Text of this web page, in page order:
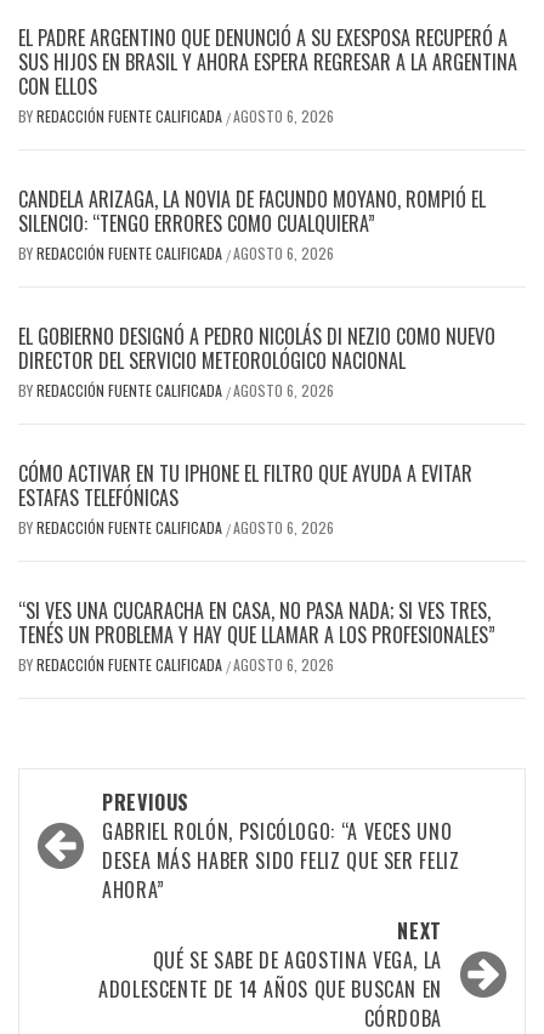
EL PADRE ARGENTINO QUE DENUNCIÓ A SU EXESPOSA RECUPERÓ A
SUS HIJOS EN BRASIL Y AHORA ESPERA REGRESAR A LA ARGENTINA
CON ELLOS
BYREDACCIÓN FUENTE CALIFICADA /AGOSTO 6, 2026
CANDELA ARIZAGA, LA NOVIA DE FACUNDO MOYANO, ROMPIÓ EL
SILENCIO: “TENGO ERRORES COMO CUALQUIERA”
BYREDACCIÓN FUENTE CALIFICADA /AGOSTO 6, 2026
EL GOBIERNO DESIGNÓ A PEDRO NICOLÁS DI NEZIO COMO NUEVO
DIRECTOR DEL SERVICIO METEOROLÓGICO NACIONAL
BYREDACCIÓN FUENTE CALIFICADA /AGOSTO 6, 2026
CÓMO ACTIVAR EN TU IPHONE EL FILTRO QUE AYUDA A EVITAR
ESTAFAS TELEFÓNICAS
BYREDACCIÓN FUENTE CALIFICADA /AGOSTO 6, 2026
“SI VES UNA CUCARACHA EN CASA, NO PASA NADA; SI VES TRES,
TENÉS UN PROBLEMA Y HAY QUE LLAMAR A LOS PROFESIONALES”
BYREDACCIÓN FUENTE CALIFICADA /AGOSTO 6, 2026
PREVIOUS
GABRIEL ROLÓN, PSICÓLOGO: “A VECES UNO
DESEA MÁS HABER SIDO FELIZ QUE SER FELIZ
AHORA”
NEXT
QUÉ SE SABE DE AGOSTINA VEGA, LA
ADOLESCENTE DE 14 AÑOS QUE BUSCAN EN
CÓRDOBA